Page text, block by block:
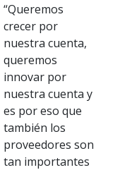
“Queremos
crecer por
nuestra cuenta,
queremos
innovar por
nuestra cuenta y
es por eso que
también los
proveedores son
tan importantes